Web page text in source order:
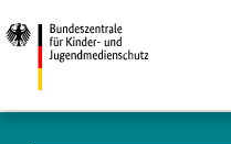
Direktlink: